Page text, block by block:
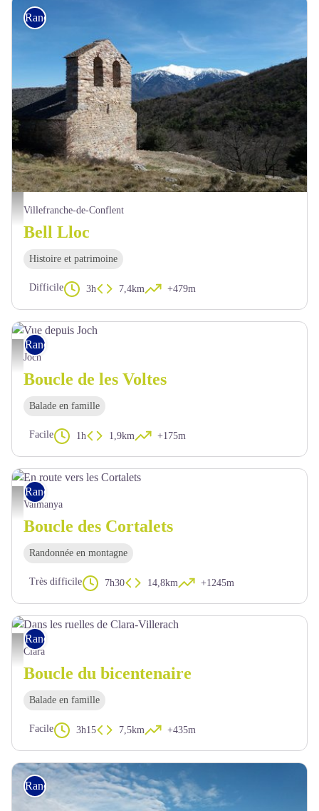
Vue sur le Canigó et la chapelle Sant Andreu de Bell Lloc - OTI Conflent Canigó
Rando pédestre
Villefranche-de-Conflent
Bell Lloc
Histoire et patrimoine
Difficile 3h 7,4km +479m
Vue depuis Joch - OTI Conflent Canigó
Rando pédestre
Joch
Boucle de les Voltes
Balade en famille
Facile 1h 1,9km +175m
En route vers les Cortalets - OTI Conflent Canigó
Rando pédestre
Valmanya
Boucle des Cortalets
Randonnée en montagne
Très difficile 7h30 14,8km +1245m
Dans les ruelles de Clara-Villerach - OTI Conflent Canigó
Rando pédestre
Clara
Boucle du bicentenaire
Balade en famille
Facile 3h15 7,5km +435m
Rando pédestre